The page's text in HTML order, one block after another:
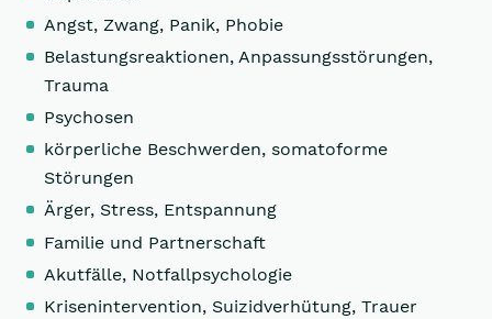
Angst, Zwang, Panik, Phobie
Belastungsreaktionen, Anpassungsstörungen,
Trauma
Psychosen
körperliche Beschwerden, somatoforme
Störungen
Ärger, Stress, Entspannung
Familie und Partnerschaft
Akutfälle, Notfallpsychologie
Krisenintervention, Suizidverhütung, Trauer